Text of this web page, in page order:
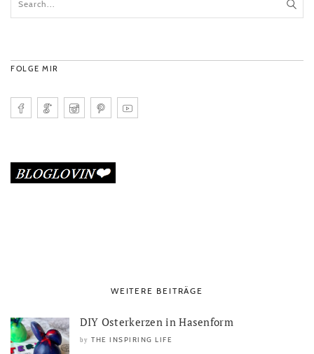
FOLGE MIR
WEITERE BEITRÄGE
DIY Osterkerzen in Hasenform
by THE INSPIRING LIFE